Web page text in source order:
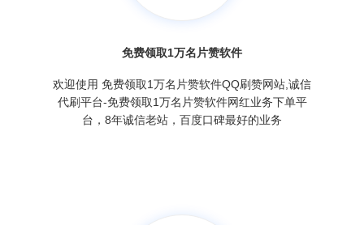
免费领取1万名片赞软件
欢迎使用 免费领取1万名片赞软件QQ刷赞网站,诚信
代刷平台-免费领取1万名片赞软件网红业务下单平
台，8年诚信老站，百度口碑最好的业务